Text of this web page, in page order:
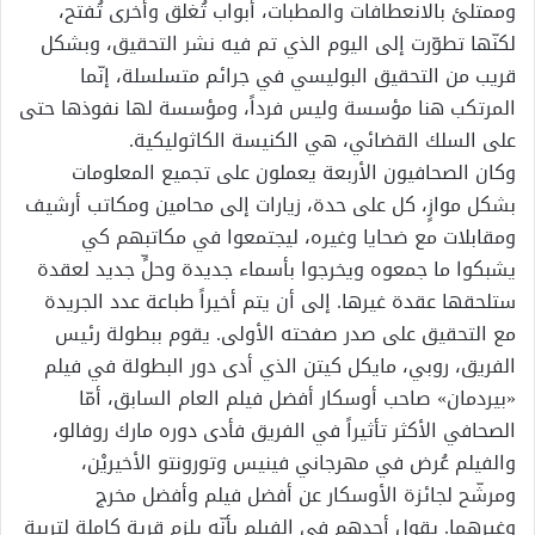
وممتلئ بالانعطافات والمطبات، أبواب تُغلق وأخرى تُفتح،
لكنّها تطوّرت إلى اليوم الذي تم فيه نشر التحقيق، وبشكل
قريب من التحقيق البوليسي في جرائم متسلسلة، إنّما
المرتكب هنا مؤسسة وليس فرداً، ومؤسسة لها نفوذها حتى
على السلك القضائي، هي الكنيسة الكاثوليكية.
وكان الصحافيون الأربعة يعملون على تجميع المعلومات
بشكل موازٍ، كل على حدة، زيارات إلى محامين ومكاتب أرشيف
ومقابلات مع ضحايا وغيره، ليجتمعوا في مكاتبهم كي
يشبكوا ما جمعوه ويخرجوا بأسماء جديدة وحلٍّ جديد لعقدة
ستلحقها عقدة غيرها. إلى أن يتم أخيراً طباعة عدد الجريدة
مع التحقيق على صدر صفحته الأولى. يقوم ببطولة رئيس
الفريق، روبي، مايكل كيتن الذي أدى دور البطولة في فيلم
«بيردمان» صاحب أوسكار أفضل فيلم العام السابق، أمّا
الصحافي الأكثر تأثيراً في الفريق فأدى دوره مارك روفالو،
والفيلم عُرض في مهرجاني فينيس وتورونتو الأخيريْن،
ومرشّح لجائزة الأوسكار عن أفضل فيلم وأفضل مخرج
وغيرهما. يقول أحدهم في الفيلم بأنّه يلزم قرية كاملة لتربية